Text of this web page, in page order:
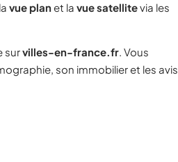
vue planet la vue satellitevia les
survilles-en-france.fr. Vous
son immobilier et les avis